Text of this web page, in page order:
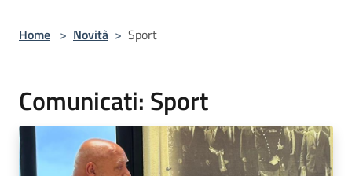
Home > Novità > Sport
Comunicati: Sport